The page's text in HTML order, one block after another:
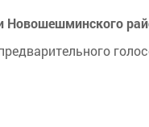
Новошешминского